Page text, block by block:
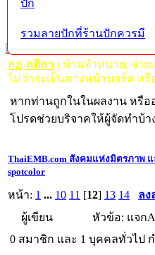
หน้าแรก เว็บบอร์ด ช่วยเหลือ
กฏ-กติกา : ห้ามจำหน่าย, จ่าย
ไม่ว่าจะเป็นทางหน้าบอร์ด ห
หากท่านถูกในในผลงาน หรือ
โปรดช่วยบริจาคให้ผู้จัดทำบ้
ThaiEMB.com สังคมแห่งมิตรภาพ
spotcolor
หน้า: 1 ... 10 11 [12] 13 14
ลง
ผู้เขียน
หัวข้อ: แจก
0 สมาชิก และ 1 บุคคลทั่วไป
ปัก
รวมลายปักที่ร้านปักควรมี